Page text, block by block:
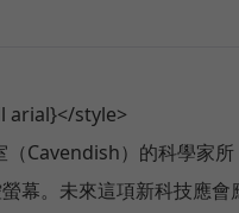
arial}</style>
（Cavendish）的科學家所
幕。未來這項新科技應會